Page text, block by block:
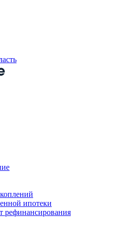
ипотеки
рефинансирования